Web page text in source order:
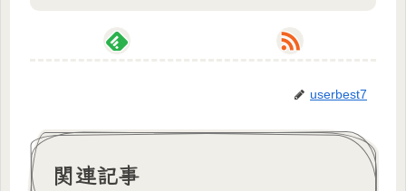
userbest7
関連記事